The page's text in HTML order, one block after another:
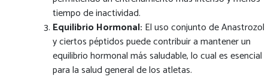
tiempo de inactividad.
Equilibrio Hormonal: El uso conjunto de Anastrozol
y ciertos péptidos puede contribuir a mantener un
equilibrio hormonal más saludable, lo cual es esencial
para la salud general de los atletas.